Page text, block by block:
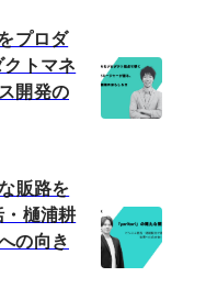
プロダ
トマネ
開発の
販路を
樋浦耕
の向き